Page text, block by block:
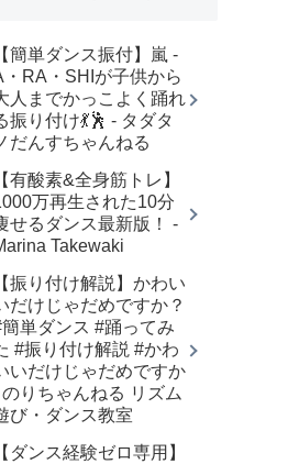
【簡単ダンス振付】嵐 -
・RA・SHIが子供から
人までかっこよく踊れ
振り付け💃🕺 - タダタ
だんすちゃんねる
【有酸素&全身筋トレ】
万再生された10分
せるダンス最新版！ -
Takewaki
【振り付け解説】かわい
だけじゃだめですか？
単ダンス #踊ってみ
#振り付け解説 #かわ
いだけじゃだめですか
りちゃんねる リズム
び・ダンス教室
【ダンス経験ゼロ専用】